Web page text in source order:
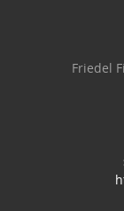
Friedel